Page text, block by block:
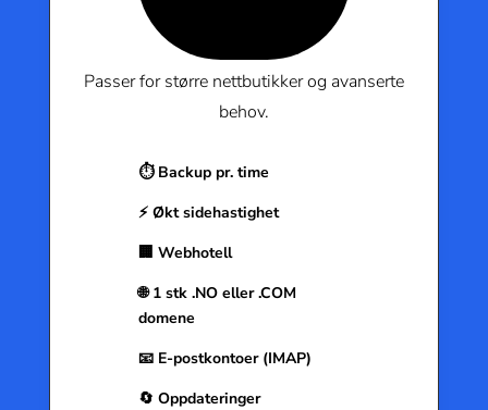
Passer for større nettbutikker og avanserte
behov.
⏱️ Backup pr. time
⚡ Økt sidehastighet
🏢 Webhotell
🌐 1 stk .NO eller .COM
domene
📧 E-postkontoer (IMAP)
🔄 Oppdateringer